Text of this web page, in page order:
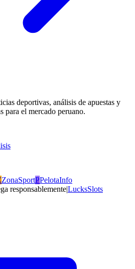
deportivas, análisis de apuestas y
para el mercado peruano.
ZonaSportPPelotaInfo
responsablemente|LucksSlots